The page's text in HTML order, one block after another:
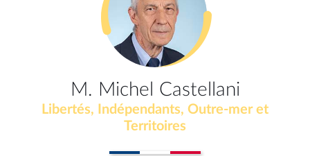
M. Michel Castellani
Libertés, Indépendants, Outre-mer et
Territoires